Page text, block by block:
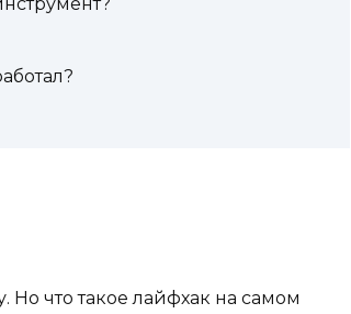
Но что такое лайфхак на самом